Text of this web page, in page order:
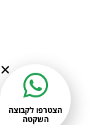
הצטרפו לקבוצה
השקטה